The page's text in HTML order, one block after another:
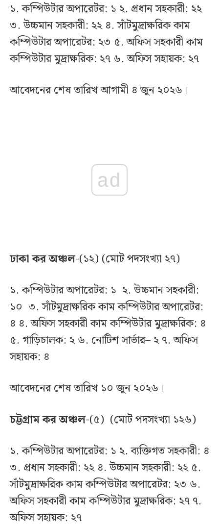
১. কম্পিউটার অপারেটর: ১ ২. প্রধান সহকারী: ২২
৩. উচ্চমান সহকারী: ২২ ৪. সাঁটমুদ্রাক্ষরিক কাম
কম্পিউটার অপারেটর: ২৩ ৫. অফিস সহকারী কাম
কম্পিউটার মুদ্রাক্ষরিক: ২৭ ৬. অফিস সহায়ক: ২৭
আবেদনের শেষ তারিখ আগামী ৪ জুন ২০২৬।
ad
ঢাকা কর অঞ্চল-(১২) (মোট পদসংখ্যা ২৭)
১. কম্পিউটার অপারেটর: ১ ২. উচ্চমান সহকারী:
১০ ৩. সাঁটমুদ্রাক্ষরিক কাম কম্পিউটার অপারেটর:
৪ ৪. অফিস সহকারী কাম কম্পিউটার মুদ্রাক্ষরিক: ৪
৫. গাড়িচালক: ২ ৬. নোটিশ সার্ভার– ২ ৭. অফিস
সহায়ক: ৪
আবেদনের শেষ তারিখ ১০ জুন ২০২৬।
চট্টগ্রাম কর অঞ্চল-(৫) (মোট পদসংখ্যা ১২৬)
১. কম্পিউটার অপারেটর: ১ ২. ব্যক্তিগত সহকারী: ৪
৩. প্রধান সহকারী: ২২ ৪. উচ্চমান সহকারী: ২২ ৫.
সাঁটমুদ্রাক্ষরিক কাম কম্পিউটার অপারেটর: ২৩ ৬.
অফিস সহকারী কাম কম্পিউটার মুদ্রাক্ষরিক: ২৭ ৭.
অফিস সহায়ক: ২৭